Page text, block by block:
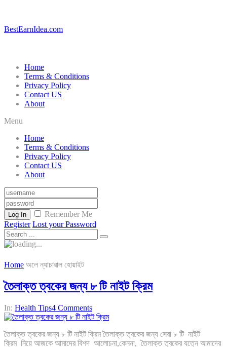
BestEarnIdea.com
Home
Terms & Conditions
Privacy Policy
Contact US
About
Menu
Home
Terms & Conditions
Privacy Policy
Contact US
About
Log In
Remember Me
Register Lost your Password
Home অলে ন্যাচারাল হোয়াইট
তৈলাক্ত ত্বকের জন্য ৮ টি নাইট ক্রিম
In: Health Tips4 Comments
তৈলাক্ত ত্বকের জন্য ৮ টি নাইট ক্রিম তৈলাক্ত ত্বকের জন্য সেরা ৮ টি নাইট
ক্রিম নিয়ে আজকে আমাদের বিশদ আলোচনা,কেননা, তৈলাক্ত ত্বকের যত্নে আমাদের